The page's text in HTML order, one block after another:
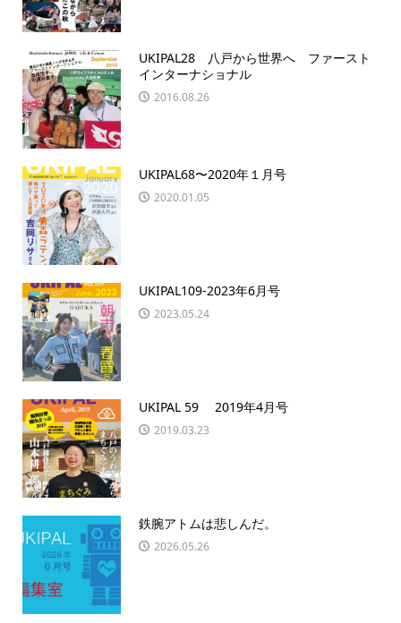
UKIPAL28 八戸から世界へ ファースト
インターナショナル
2016.08.26
UKIPAL68〜2020年１月号
2020.01.05
UKIPAL109-2023年6月号
2023.05.24
UKIPAL 59 2019年4月号
2019.03.23
鉄腕アトムは悲しんだ。
2026.05.26